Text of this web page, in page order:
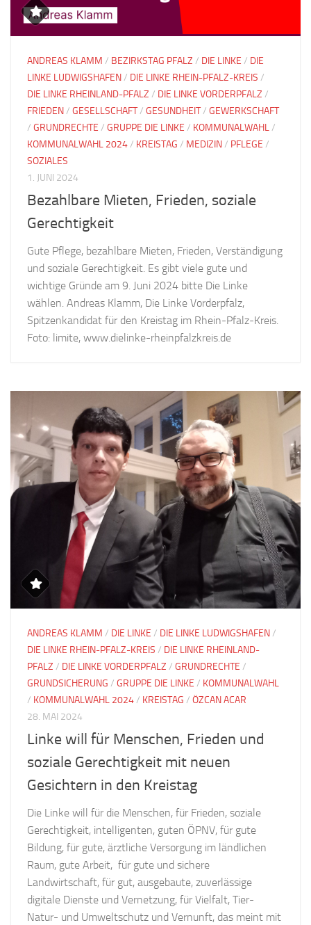
ANDREAS KLAMM / BEZIRKSTAG PFALZ / DIE LINKE / DIE
LINKE LUDWIGSHAFEN/ DIE LINKE RHEIN-PFALZ-KREIS /
DIE LINKE RHEINLAND-PFALZ / DIE LINKE VORDERPFALZ /
FRIEDEN/ GESELLSCHAFT/ GESUNDHEIT/ GEWERKSCHAFT
/ GRUNDRECHTE / GRUPPE DIE LINKE / KOMMUNALWAHL/
KOMMUNALWAHL 2024/ KREISTAG / MEDIZIN/ PFLEGE /
SOZIALES
1. JUNI 2024
Bezahlbare Mieten, Frieden, soziale
Gerechtigkeit
Gute Pflege, bezahlbare Mieten, Frieden, Verständigung
und soziale Gerechtigkeit. Es gibt viele gute und
wichtige Gründe am 9. Juni 2024 bitte Die Linke
wählen. Andreas Klamm, Die Linke Vorderpfalz,
Spitzenkandidat für den Kreistag im Rhein-Pfalz-Kreis.
Foto: limite, www.dielinke-rheinpfalzkreis.de
ANDREAS KLAMM / DIE LINKE / DIE LINKE LUDWIGSHAFEN/
DIE LINKE RHEIN-PFALZ-KREIS / DIE LINKE RHEINLAND-
PFALZ / DIE LINKE VORDERPFALZ / GRUNDRECHTE /
GRUNDSICHERUNG / GRUPPE DIE LINKE / KOMMUNALWAHL
/ KOMMUNALWAHL 2024/ KREISTAG / ÖZCAN ACAR
28. MAI 2024
Linke will für Menschen, Frieden und
soziale Gerechtigkeit mit neuen
Gesichtern in den Kreistag
Die Linke will für die Menschen, für Frieden, soziale
Gerechtigkeit, intelligenten, guten ÖPNV, für gute
Bildung, für gute, ärztliche Versorgung im ländlichen
Raum, gute Arbeit, für gute und sichere
Landwirtschaft, für gut, ausgebaute, zuverlässige
digitale Dienste und Vernetzung, für Vielfalt, Tier-
Natur- und Umweltschutz und Vernunft, das meint mit